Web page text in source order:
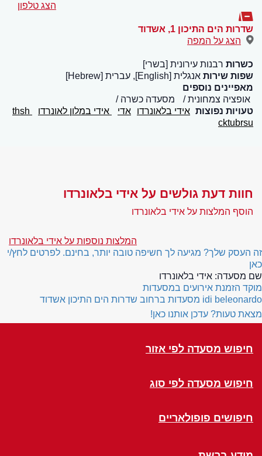
הצג טלפון
שדרות הים התיכון 1 , אשדוד
הצג על המפה
כשרות רבנות עירונית [בשרי]
שפות שירות אנגלית [English], עברית [Hebrew]
מאפיינים נוספים
אופציה צמחונית
מסעדה כשרה
טעויות נפוצות אידי בלאונרדו אדי אידי במלון לאונרדו
thsh
cktubrsu
חוות דעת גולשים על אידי בלאונרדו
הוסף המלצות על אידי בלאונרדו
המלצות נוספות על אידי בלאונרדו
זה העסק שלך? מגיעה לך חשיפה טובה יותר, בחינם. לפרטים לחץ/י
כאן
שם מסעדה: אידי בלאונרדו
מוקד הזמנת אירועים במסעדות
idi beleonardo מסעדות ברחוב שדרות הים התיכון אשדוד
מצאת טעות? עדכן אותנו כאן!
חיפוש מסעדה לפי אזור
חיפוש מסעדה לפי סוג
חיפושים פופולאריים